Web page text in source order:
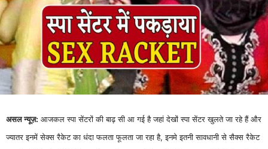
असल न्यूज़: आजकल स्पा सेंटरों की बाढ़ सी आ गई है जहां देखों स्पा सेंटर खुलते जा रहे हैं और
ज्यातर इनमें सेक्स रैकेट का धंदा फलता फूलता जा रहा है, इनमे इतनी सावधानी से सैक्स रैकेट